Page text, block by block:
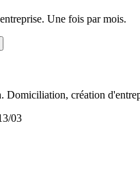
Une fois par mois.
Domiciliation, création
03